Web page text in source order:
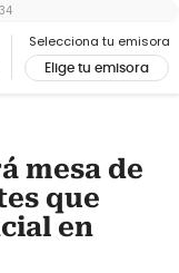
Selecciona tu emisora
Elige tu emisora
mesa de
que
en